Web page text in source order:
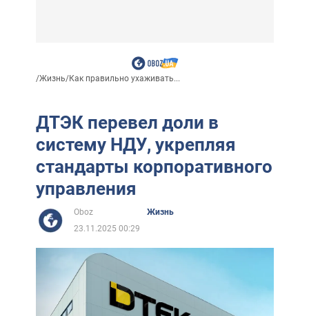
/Жизнь/Как правильно ухаживать...
ДТЭК перевел доли в
систему НДУ, укрепляя
стандарты корпоративного
управления
Oboz
Жизнь
23.11.2025 00:29